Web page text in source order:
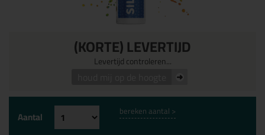
(KORTE) LEVERTIJD
Levertijd controleren...
Aantal bereken aantal >